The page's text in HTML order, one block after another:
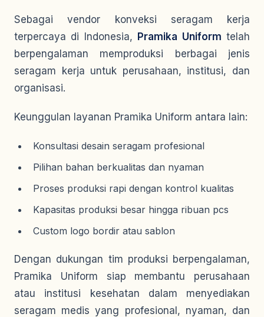
Sebagai vendor konveksi seragam kerja
terpercaya di Indonesia, Pramika Uniform telah
berpengalaman memproduksi berbagai jenis
seragam kerja untuk perusahaan, institusi, dan
organisasi.
Keunggulan layanan Pramika Uniform antara lain:
Konsultasi desain seragam profesional
Pilihan bahan berkualitas dan nyaman
Proses produksi rapi dengan kontrol kualitas
Kapasitas produksi besar hingga ribuan pcs
Custom logo bordir atau sablon
Dengan dukungan tim produksi berpengalaman,
Pramika Uniform siap membantu perusahaan
atau institusi kesehatan dalam menyediakan
seragam medis yang profesional, nyaman, dan